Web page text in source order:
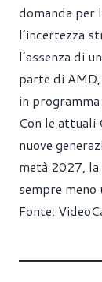
domanda per
l’incertezza
l’assenza di
parte di AMD,
in
Con le attuali
nuove
metà 2027, la
sempre meno
Fonte: